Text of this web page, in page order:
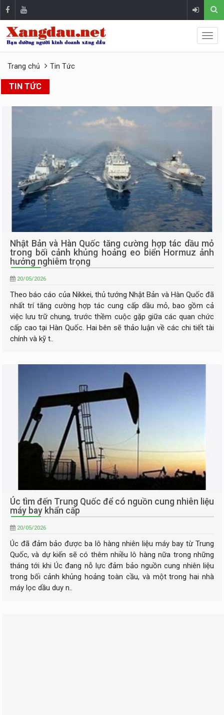
Trang chủ Tin Tức
TIN TỨC
Nhật Bản và Hàn Quốc tăng cường hợp tác dầu mỏ
trong bối cảnh khủng hoảng eo biển Hormuz ảnh
hưởng nghiêm trọng
20/05/2026
Theo báo cáo của Nikkei, thủ tướng Nhật Bản và Hàn Quốc đã
nhất trí tăng cường hợp tác cung cấp dầu mỏ, bao gồm cả
việc lưu trữ chung, trước thềm cuộc gặp giữa các quan chức
cấp cao tại Hàn Quốc. Hai bên sẽ thảo luận về các chi tiết tài
chính và kỹ t..
Úc tìm đến Trung Quốc để có nguồn cung nhiên liệu
máy bay khẩn cấp
20/05/2026
Úc đã đảm bảo được ba lô hàng nhiên liệu máy bay từ Trung
Quốc, và dự kiến sẽ có thêm nhiều lô hàng nữa trong những
tháng tới khi Úc đang nỗ lực đảm bảo nguồn cung nhiên liệu
trong bối cảnh khủng hoảng toàn cầu, và một trong hai nhà
máy lọc dầu duy n..